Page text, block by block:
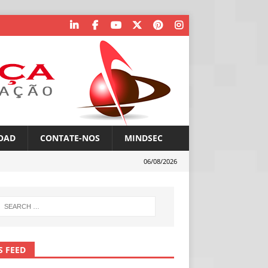
CONTATE-NOS MINDSEC
06/08/2026
FEED